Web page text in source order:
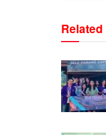
Related